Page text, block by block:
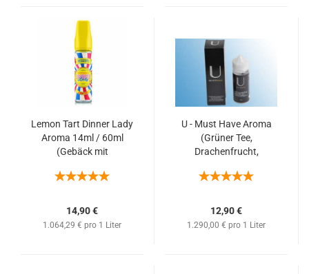
Lemon Tart Dinner Lady
Aroma 14ml / 60ml
(Gebäck mit
Meringue)
14,90 €
1.064,29 € pro 1 Liter
U - Must Have Aroma
(Grüner Tee,
Drachenfrucht,
Blaubeeren)
12,90 €
1.290,00 € pro 1 Liter